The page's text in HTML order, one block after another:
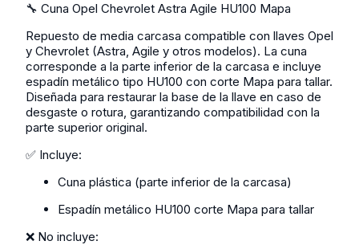
🔧 Cuna Opel Chevrolet Astra Agile HU100 Mapa
Repuesto de media carcasa compatible con llaves Opel
y Chevrolet (Astra, Agile y otros modelos). La cuna
corresponde a la parte inferior de la carcasa e incluye
espadín metálico tipo HU100 con corte Mapa para tallar.
Diseñada para restaurar la base de la llave en caso de
desgaste o rotura, garantizando compatibilidad con la
parte superior original.
✅ Incluye:
Cuna plástica (parte inferior de la carcasa)
Espadín metálico HU100 corte Mapa para tallar
❌ No incluye: